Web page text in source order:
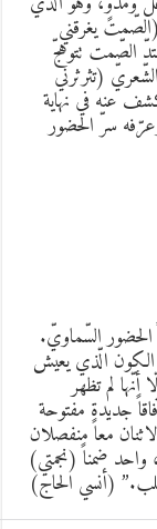
يغرقني
تتوهّج
(تثرثرني
في نهاية
سرّ الحضور
السّماويّ.
الّذي يعيش
لم تظهر
مفتوحة
معاً منفصلان
ضمناً (نجمتي)
(أنسي الحاج)